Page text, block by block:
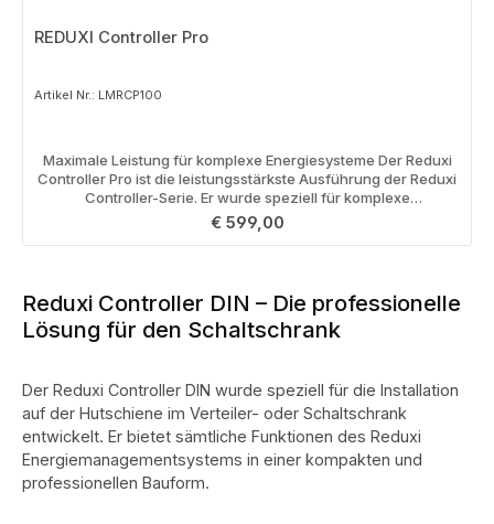
REDUXI Controller Pro
Artikel Nr.: LMRCP100
Maximale Leistung für komplexe Energiesysteme Der Reduxi
Controller Pro ist die leistungsstärkste Ausführung der Reduxi
Controller-Serie. Er wurde speziell für komplexe
Energiesysteme entwickelt, bei denen zahlreiche
Verbraucher, Erzeuger und Speicher gleichzeitig koordiniert
Lastmanagement, umfangreiche Energieanalysen und die
optimale Steuerung großer Ladeinfrastrukturen,
Gewerbeanlagen und industrieller Anwendungen. Vorteile
gegenüber Lite und Standard ✅ Für komplexe Gewerbe- und
E-Mobilitätslösungen ✅ Erweiterte Lastmanagement- und
Analysefunktionen ✅ Ideal für hohe Leistungsklassen und
viele Verbraucher ✅ Maximale Skalierbarkeit und
Zukunftssicherheit Ideal für ✔ Gewerbe- und
Industrieanlagen ✔ Ladeparks und E-Mobilitäts-Hubs ✔
Mehrparteienhäuser ✔ Große Photovoltaikanlagen ✔
Regulärer Preis:
€ 599,00
Reduxi Controller DIN – Die professionelle
Lösung für den Schaltschrank
Der Reduxi Controller DIN wurde speziell für die Installation
auf der Hutschiene im Verteiler- oder Schaltschrank
entwickelt. Er bietet sämtliche Funktionen des Reduxi
Energiemanagementsystems in einer kompakten und
professionellen Bauform.